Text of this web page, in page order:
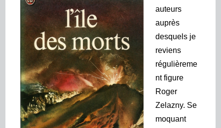
auteurs
auprès
desquels je
reviens
régulièreme
nt figure
Roger
Zelazny. Se
moquant